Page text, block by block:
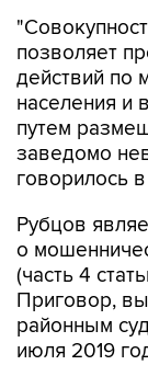
позволяет
действий по
населения и
путем
заведомо
говорилось
Рубцов
о
(часть 4
Приговор,
районным
июля 2019